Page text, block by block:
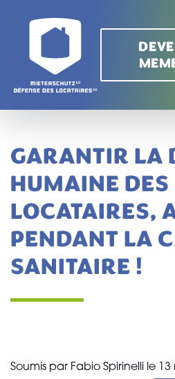
GARANTIR LA
HUMAINE DES
LOCATAIRES,
PENDANT LA
SANITAIRE !
Soumis par Fabio Spirinelli le